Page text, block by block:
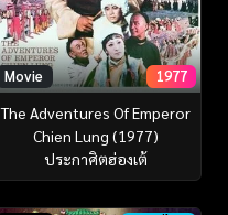
Movie 1977
The Adventures Of Emperor
Chien Lung (1977)
ประกาศิตฮ่องเต้